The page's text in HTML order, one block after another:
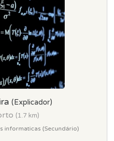
(Explicador)
(1.7 km)
informaticas (Secundário)